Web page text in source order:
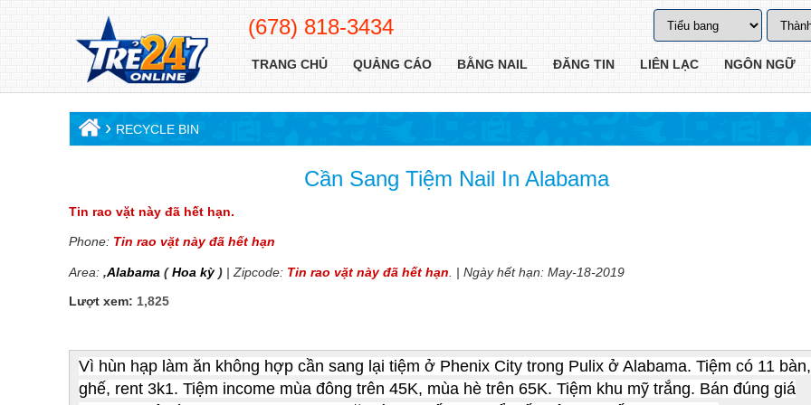
(678) 818-3434
TRANG CHỦ QUẢNG CÁO BẰNG NAIL ĐĂNG TIN LIÊN LẠC NGÔN NGỮ
› RECYCLE BIN
Cần Sang Tiệm Nail In Alabama
Tin rao vặt này đã hết hạn.
Phone: Tin rao vặt này đã hết hạn
Area:,Alabama (Hoa kỳ) | Zipcode: Tin rao vặt này đã hết hạn . | Ngày hết hạn: May-18-2019
Lượt xem: 1,825
Vì hùn hạp làm ăn không hợp cần sang lại tiệm ở Phenix City trong Pulix ở Alabama. Tiệm có 11
ghế, rent 3k1. Tiệm income mùa đông trên 45K, mùa hè trên 65K. Tiệm khu mỹ trắng. Bán đúng giá